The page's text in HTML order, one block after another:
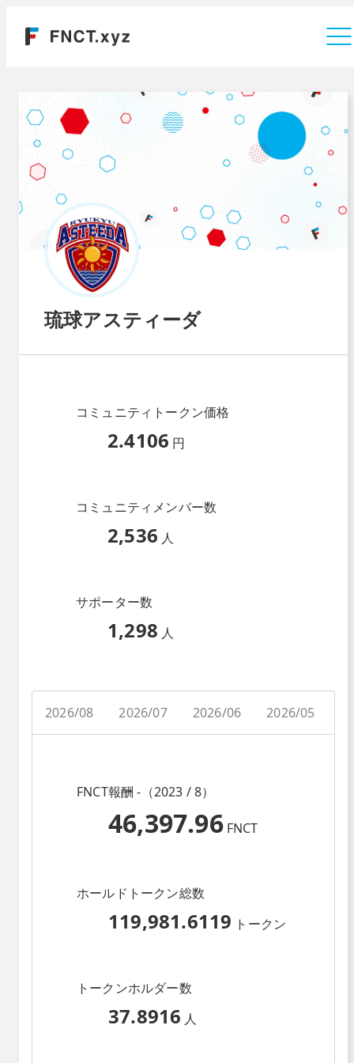
琉球アスティーダ
コミュニティトークン価格
2.4106 円
コミュニティメンバー数
2,536 人
サポーター数
1,298 人
2026/08 2026/07 2026/06 2026/05
FNCT報酬 -（2023 / 8）
46,397.96 FNCT
ホールドトークン総数
119,981.6119 トークン
トークンホルダー数
37.8916 人